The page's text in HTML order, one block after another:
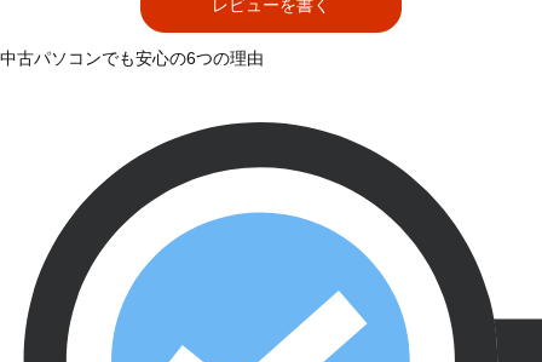
レビューを書く
中古パソコンでも安心の6つの理由